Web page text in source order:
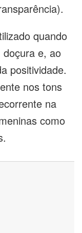
quando
doçura e, ao
positividade.
nos tons
na
como